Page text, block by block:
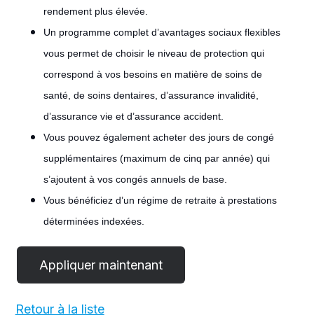
rendement plus élevée.
Un programme complet d’avantages sociaux flexibles
vous permet de choisir le niveau de protection qui
correspond à vos besoins en matière de soins de
santé, de soins dentaires, d’assurance invalidité,
d’assurance vie et d’assurance accident.
Vous pouvez également acheter des jours de congé
supplémentaires (maximum de cinq par année) qui
s’ajoutent à vos congés annuels de base.
Vous bénéficiez d’un régime de retraite à prestations
déterminées indexées.
Retour à la liste